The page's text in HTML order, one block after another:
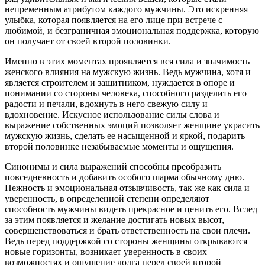
непременным атрибутом каждого мужчины. Это искренняя
улыбка, которая появляется на его лице при встрече с
любимой, и безграничная эмоциональная поддержка, которую
он получает от своей второй половинки.
Именно в этих моментах проявляется вся сила и значимость
женского влияния на мужскую жизнь. Ведь мужчина, хотя и
является строителем и защитником, нуждается в опоре и
понимании со стороны человека, способного разделить его
радости и печали, вдохнуть в него свежую силу и
вдохновение. Искусное использование силы слова и
выражение собственных эмоций позволяет женщине украсить
мужскую жизнь, сделать ее насыщенной и яркой, подарить
второй половинке незабываемые моменты и ощущения.
Синонимы и сила выражений способны преобразить
повседневность и добавить особого шарма обычному дню.
Нежность и эмоциональная отзывчивость, так же как сила и
уверенность, в определенной степени определяют
способность мужчины видеть прекрасное и ценить его. Вслед
за этим появляется и желание достигать новых высот,
совершенствоваться и брать ответственность на свои плечи.
Ведь перед поддержкой со стороны женщины открываются
новые горизонты, возникает уверенность в своих
возможностях и ощущение долга перед своей второй